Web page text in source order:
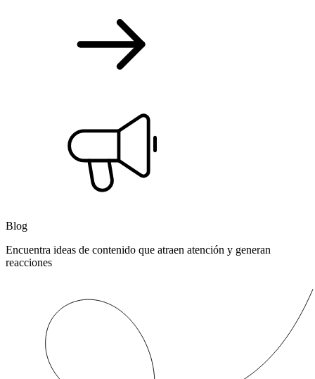
Blog
Encuentra ideas de contenido que atraen atención y generan
reacciones